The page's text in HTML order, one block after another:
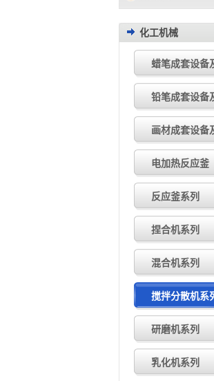
小型
小型
如何
如何
小型
小型
小型
小型
如何
小型
如何
小型
小型
小型
小型
如何
如何
小型
小型
化工机械
蜡笔成套设备
铅笔成套设备
画材成套设备
电加热反应釜
反应釜系列
捏合机系列
混合机系列
搅拌分散机系
研磨机系列
乳化机系列